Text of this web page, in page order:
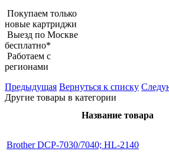
Покупаем только
новые картриджи
Выезд по Москве
бесплатно*
Работаем с
регионами
Предыдущая Вернуться к списку
Другие товары в категории
Название товара
Brother DCP-7030/7040; HL-2140